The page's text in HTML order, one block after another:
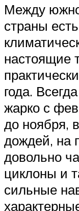
Между
страны
настоящие
года.
жарко с
до ноября,
дождей, на
довольно
циклоны и
сильные